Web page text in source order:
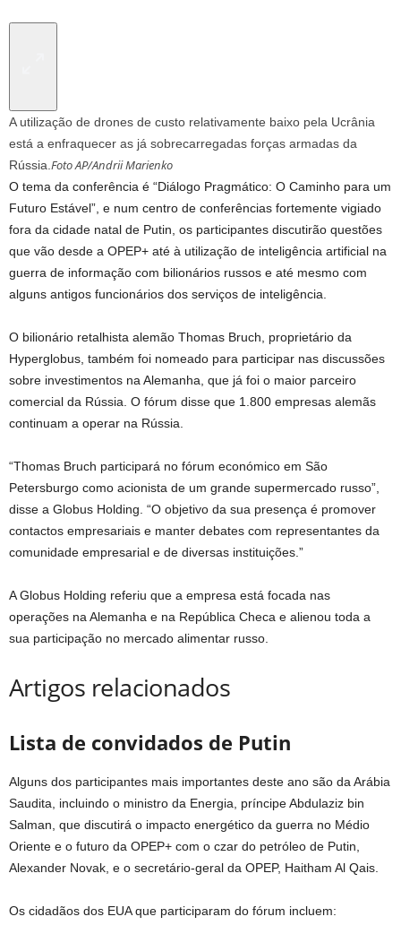
A utilização de drones de custo relativamente baixo pela Ucrânia
está a enfraquecer as já sobrecarregadas forças armadas da
Rússia. Foto AP/Andrii Marienko
O tema da conferência é “Diálogo Pragmático: O Caminho para um
Futuro Estável”, e num centro de conferências fortemente vigiado
fora da cidade natal de Putin, os participantes discutirão questões
que vão desde a OPEP+ até à utilização de inteligência artificial na
guerra de informação com bilionários russos e até mesmo com
alguns antigos funcionários dos serviços de inteligência.
O bilionário retalhista alemão Thomas Bruch, proprietário da
Hyperglobus, também foi nomeado para participar nas discussões
sobre investimentos na Alemanha, que já foi o maior parceiro
comercial da Rússia. O fórum disse que 1.800 empresas alemãs
continuam a operar na Rússia.
“Thomas Bruch participará no fórum económico em São
Petersburgo como acionista de um grande supermercado russo”,
disse a Globus Holding. “O objetivo da sua presença é promover
contactos empresariais e manter debates com representantes da
comunidade empresarial e de diversas instituições.”
A Globus Holding referiu que a empresa está focada nas
operações na Alemanha e na República Checa e alienou toda a
sua participação no mercado alimentar russo.
Artigos relacionados
Lista de convidados de Putin
Alguns dos participantes mais importantes deste ano são da Arábia
Saudita, incluindo o ministro da Energia, príncipe Abdulaziz bin
Salman, que discutirá o impacto energético da guerra no Médio
Oriente e o futuro da OPEP+ com o czar do petróleo de Putin,
Alexander Novak, e o secretário-geral da OPEP, Haitham Al Qais.
Os cidadãos dos EUA que participaram do fórum incluem: